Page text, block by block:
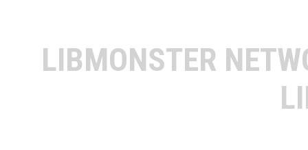
LIBMONSTER